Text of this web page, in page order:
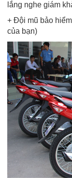
lắng nghe giám
+ Đội mũ bảo
của bạn)